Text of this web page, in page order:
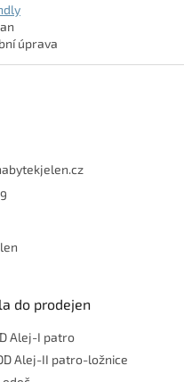
úprava
do prodejen
Alej-I patro
Alej-II patro-ložnice